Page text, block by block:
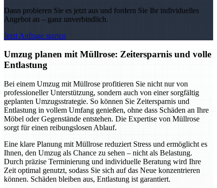
Dann probieren Sie es jetzt aus und fordern Sie Ihr individuelles
Angebot an – ganz unverbindlich.
Jetzt Anfrage starten
Umzug planen mit Müllrose: Zeitersparnis und volle
Entlastung
Bei einem Umzug mit Müllrose profitieren Sie nicht nur von
professioneller Unterstützung, sondern auch von einer sorgfältig
geplanten Umzugsstrategie. So können Sie Zeitersparnis und
Entlastung in vollem Umfang genießen, ohne dass Schäden an Ihre
Möbel oder Gegenstände entstehen. Die Expertise von Müllrose
sorgt für einen reibungslosen Ablauf.
Eine klare Planung mit Müllrose reduziert Stress und ermöglicht es
Ihnen, den Umzug als Chance zu sehen – nicht als Belastung.
Durch präzise Terminierung und individuelle Beratung wird Ihre
Zeit optimal genutzt, sodass Sie sich auf das Neue konzentrieren
können. Schäden bleiben aus, Entlastung ist garantiert.